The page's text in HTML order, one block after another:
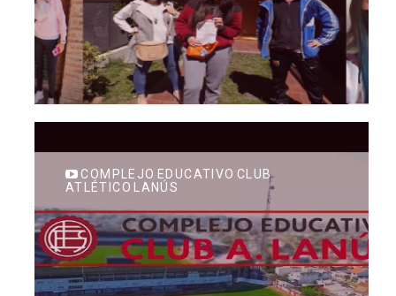
COMPLEJO EDUCATIVO CLUB
ATLÉTICO LANÚS